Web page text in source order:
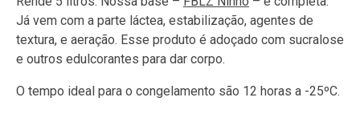
Já vem com a parte láctea, estabilização, agentes de
textura, e aeração. Esse produto é adoçado com sucralose
e outros edulcorantes para dar corpo.
O tempo ideal para o congelamento são 12 horas a -25ºC.